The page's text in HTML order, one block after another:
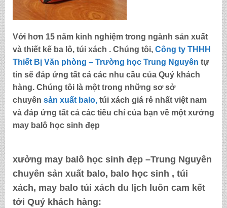
Với hơn 15 năm kinh nghiệm trong ngành sản xuất
và thiết kế ba lô, túi xách . Chúng tôi, Công ty THHH
Thiết Bị Văn phòng – Trường học Trung Nguyên tự
tin sẽ đáp ứng tất cả các nhu cầu của Quý khách
hàng. Chúng tôi là một trong những sơ sở
chuyên sản xuất balo,túi xách giá rẻ nhất việt nam
và đáp ứng tất cả các tiêu chí của bạn về một xưởng
may balô học sinh đẹp
xưởng may balô học sinh đẹp –Trung Nguyên
chuyên sản xuất balo, balo học sinh , túi
xách, may balo túi xách du lịch luôn cam kết
tới Quý khách hàng: